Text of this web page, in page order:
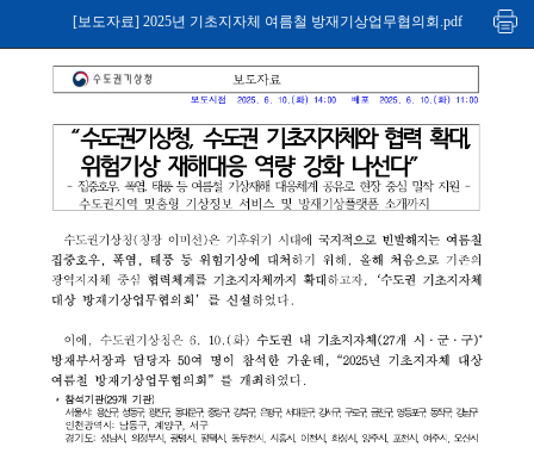
[보도자료] 2025년 기초지자체 여름철 방재기상업무협의회.pdf